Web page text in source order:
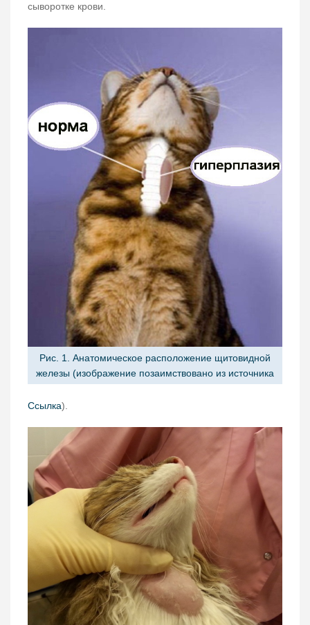
сыворотке крови.
Рис. 1. Анатомическое расположение щитовидной
железы (изображение позаимствовано из источника
Ссылка).